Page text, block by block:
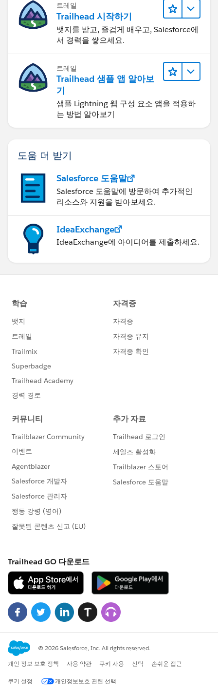
트레일
Trailhead 시작하기
뱃지를 받고, 즐겁게 배우고, Salesforce에
서 경력을 쌓으세요.
트레일
Trailhead 샘플 앱 알아보
기
샘플 Lightning 웹 구성 요소 앱을 적용하
는 방법 알아보기
도움 더 받기
Salesforce 도움말
Salesforce 도움말에 방문하여 추가적인
리소스와 지원을 받아보세요.
IdeaExchange
IdeaExchange에 아이디어를 제출하세요.